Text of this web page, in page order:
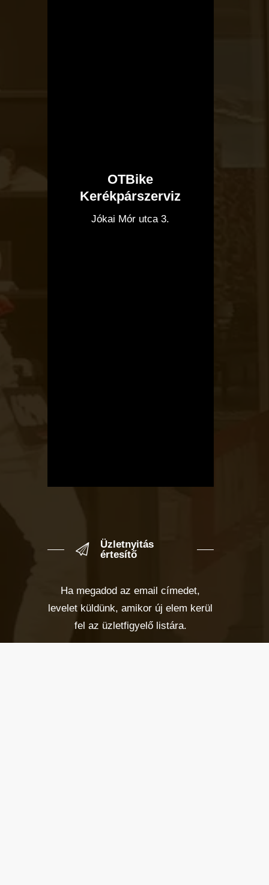
OTBike
Kerékpárszerviz
Jókai Mór utca 3.
Üzletnyitás
értesítő
Ha megadod az email címedet,
levelet küldünk, amikor új elem kerül
fel az üzletfigyelő listára.